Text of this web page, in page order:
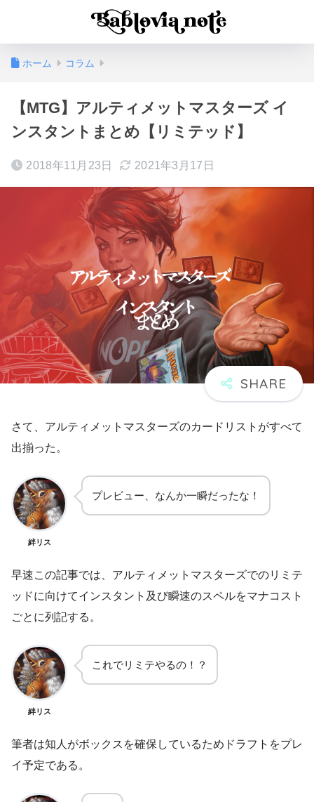
ホーム コラム
【MTG】アルティメットマスターズ イ
ンスタントまとめ【リミテッド】
2018年11月23日 2021年3月17日
さて、アルティメットマスターズのカードリストがすべて
出揃った。
絆リス
プレビュー、なんか一瞬だったな！
早速この記事では、アルティメットマスターズでのリミテ
ッドに向けてインスタント及び瞬速のスペルをマナコスト
ごとに列記する。
絆リス
これでリミテやるの！？
筆者は知人がボックスを確保しているためドラフトをプレ
イ予定である。